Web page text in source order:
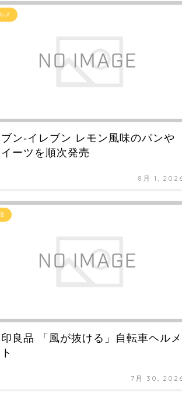
メ
ン-イレブン レモン風味のパンや
ーツを順次発売
8月 1,
良品 「風が抜ける」自転車ヘルメ
7月 30,